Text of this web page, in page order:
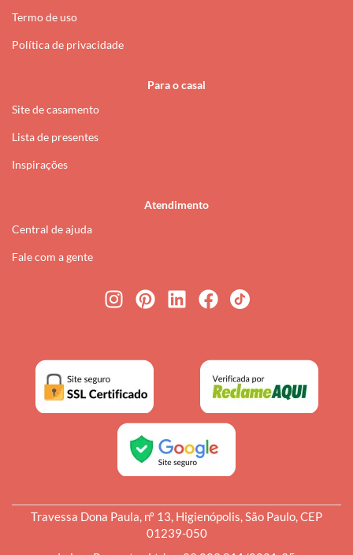
Termo de uso
Política de privacidade
Para o casal
Site de casamento
Lista de presentes
Inspirações
Atendimento
Central de ajuda
Fale com a gente
Travessa Dona Paula, nº 13, Higienópolis, São Paulo, CEP
01239-050